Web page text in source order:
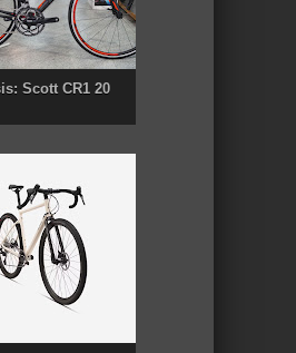
Scott CR1 20